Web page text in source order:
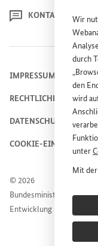
Wir
durch
„
den
wird
unter
Mit der
KONTAKT
© 2026
Bundesministerium für
Entwicklung
IMPRESSUM
RECHTLICHE HINWEISE
COOKIE-